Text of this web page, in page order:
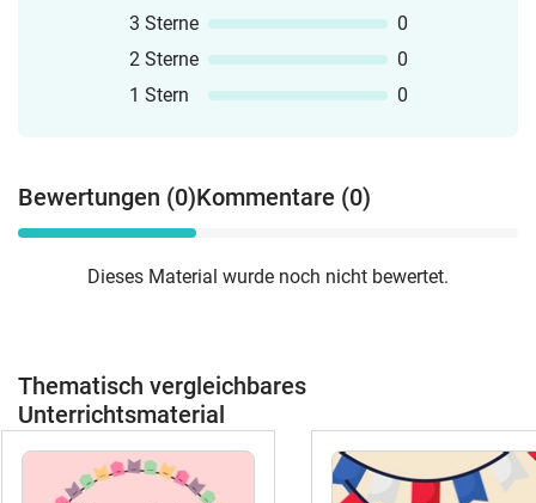
3 Sterne
0
2 Sterne
0
1 Stern
0
Bewertungen (0)Kommentare (0)
Dieses Material wurde noch nicht bewertet.
Thematisch vergleichbares
Unterrichtsmaterial